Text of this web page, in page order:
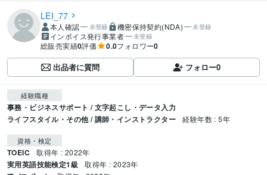
LEI_77
本人確認 未登録 機密保持契約(NDA) 未登録
インボイス発行事業者 未登録
総販売実績0評価 0.0フォロワー0
出品者に質問 フォロー0
経験職種
事務・ビジネスサポート / 文字起こし・データ入力
ライフスタイル・その他 / 講師・インストラクター
経験年数 : 5年
資格・検定
TOEIC 取得年 : 2022年
実用英語技能検定1級 取得年 : 2023年